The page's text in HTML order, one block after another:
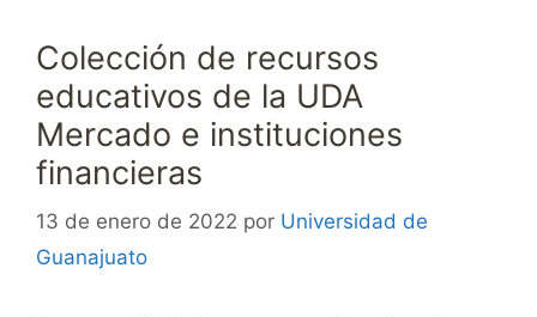
Colección de recursos
educativos de la UDA
Mercado e instituciones
financieras
13 de enero de 2022 por Universidad de
Guanajuato